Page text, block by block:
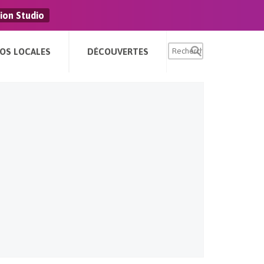
Studio
LOCALES DÉCOUVERTES